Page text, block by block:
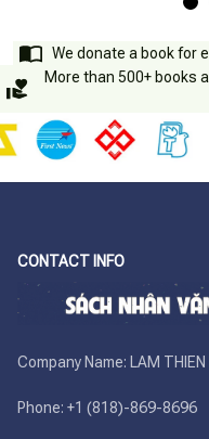
We donate a book for
More than 500+ books
CONTACT INFO
Company Name: LAM
Phone: +1 (818)-869-8696